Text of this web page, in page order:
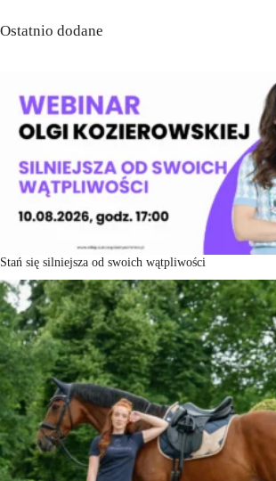
Ostatnio dodane
Stań się silniejsza od swoich wątpliwości